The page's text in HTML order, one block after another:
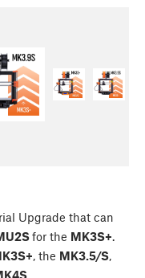
Upgrade that can
for the MK3S+.
, the MK3.5/S,
.